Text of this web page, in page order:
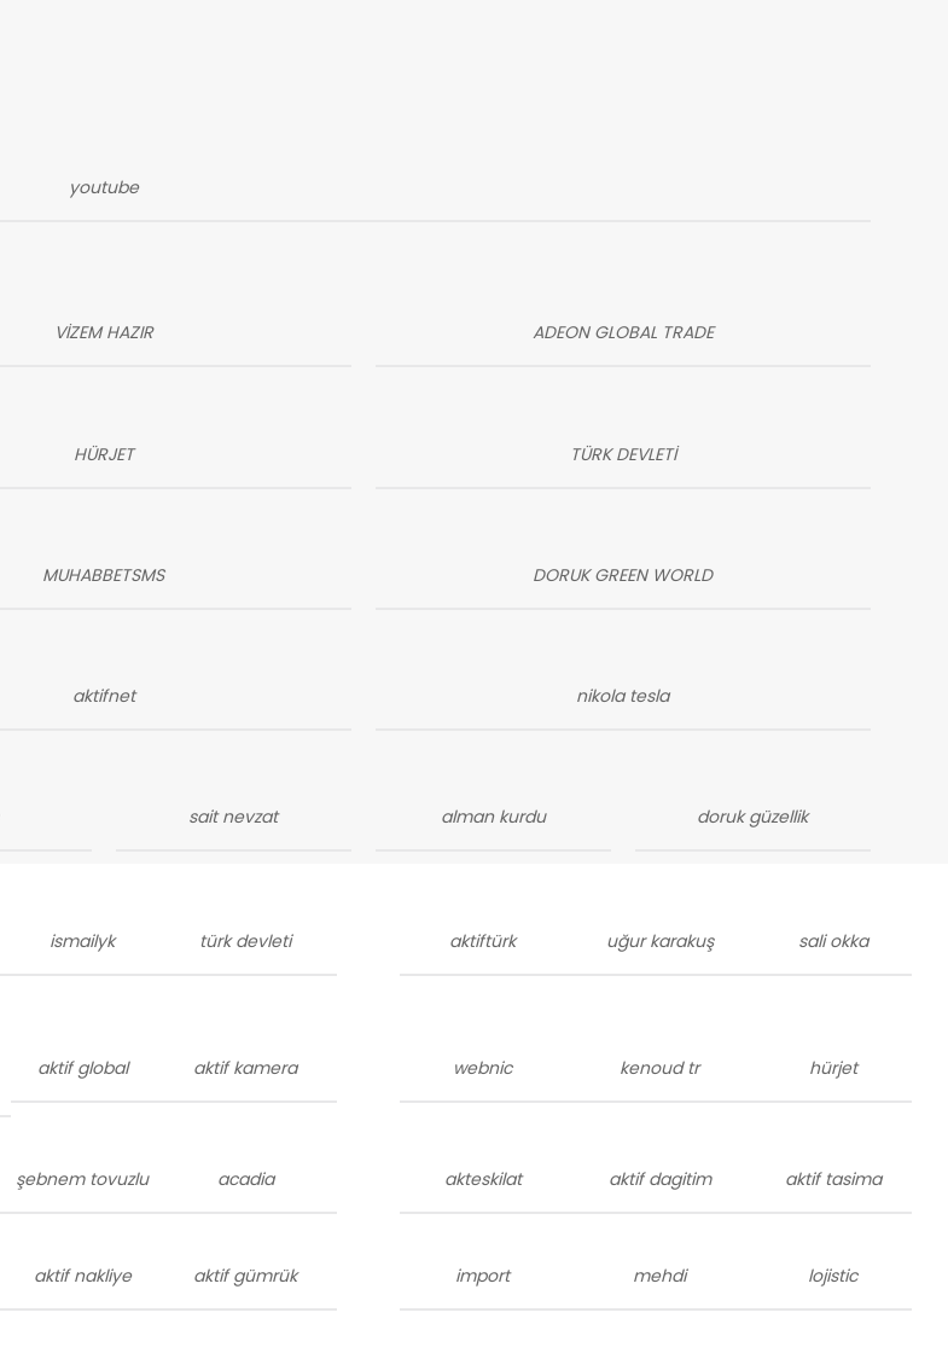
youtube
VİZEM HAZIR ADEON GLOBAL TRADE
HÜRJET TÜRK DEVLETİ
MUHABBETSMS DORUK GREEN WORLD
aktifnet nikola tesla
sait nevzat alman kurdu doruk güzellik
ismailyk türk devleti aktiftürk uğur karakuş sali okka
aktif global aktif kamera webnic kenoud tr hürjet
şebnem tovuzlu acadia akteskilat aktif dagitim aktif tasima
aktif nakliye aktif gümrük import mehdi lojistic